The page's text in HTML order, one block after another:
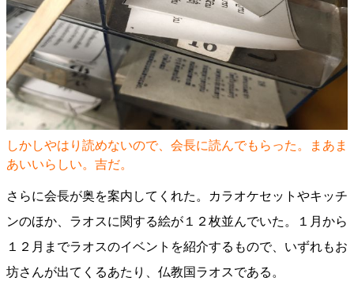
しかしやはり読めないので、会長に読んでもらった。まあま
あいいらしい。吉だ。
さらに会長が奥を案内してくれた。カラオケセットやキッチ
ンのほか、ラオスに関する絵が１２枚並んでいた。１月から
１２月までラオスのイベントを紹介するもので、いずれもお
坊さんが出てくるあたり、仏教国ラオスである。